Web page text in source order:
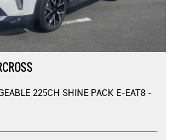
225CH SHINE PACK E-EAT8 -